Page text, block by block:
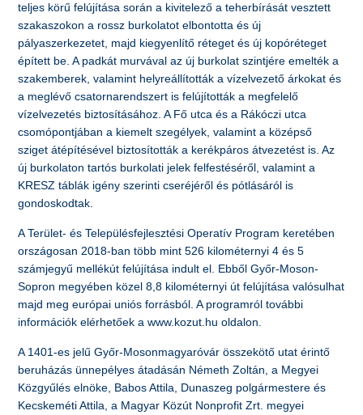
teljes körű felújítása során a kivitelező a teherbírását vesztett
szakaszokon a rossz burkolatot elbontotta és új
pályaszerkezetet, majd kiegyenlítő réteget és új kopóréteget
épített be. A padkát murvával az új burkolat szintjére emelték a
szakemberek, valamint helyreállították a vízelvezető árkokat és
a meglévő csatornarendszert is felújították a megfelelő
vízelvezetés biztosításához. A Fő utca és a Rákóczi utca
csomópontjában a kiemelt szegélyek, valamint a középső
sziget átépítésével biztosították a kerékpáros átvezetést is. Az
új burkolaton tartós burkolati jelek felfestéséről, valamint a
KRESZ táblák igény szerinti cseréjéről és pótlásáról is
gondoskodtak.
A Terület- és Településfejlesztési Operatív Program keretében
országosan 2018-ban több mint 526 kilométernyi 4 és 5
számjegyű mellékút felújítása indult el. Ebből Győr-Moson-
Sopron megyében közel 8,8 kilométernyi út felújítása valósulhat
majd meg európai uniós forrásból. A programról további
információk elérhetőek a www.kozut.hu oldalon.
A 1401-es jelű Győr-Mosonmagyaróvár összekötő utat érintő
beruházás ünnepélyes átadásán Németh Zoltán, a Megyei
Közgyűlés elnöke, Babos Attila, Dunaszeg polgármestere és
Kecskeméti Attila, a Magyar Közút Nonprofit Zrt. megyei